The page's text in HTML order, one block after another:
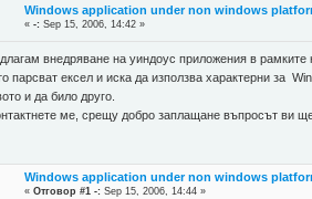
Windows application under non windows
«-: Sep 15, 2006, 14:42 »
внедряване на уиндоус приложения в
парсват ексел и иска да използва характерни за
и да било друго.
ме, срещу добро заплащане въпросът ви
Windows application under non windows
«Отговор #1 -: Sep 15, 2006, 14:44 »